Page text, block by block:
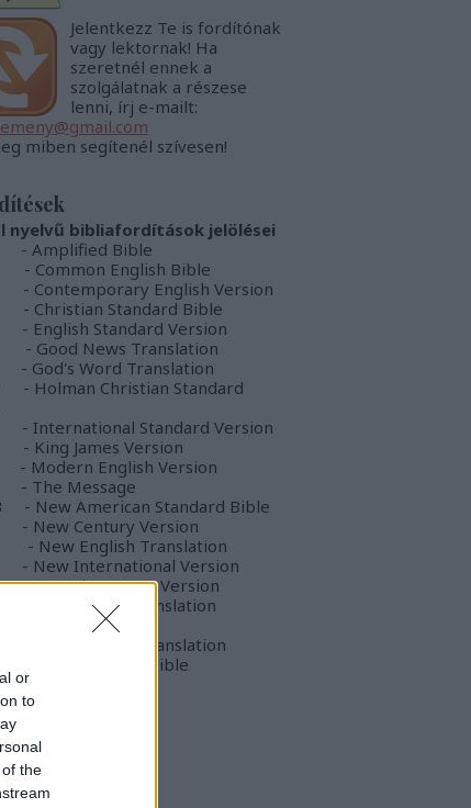
or
to
the
Jelentkezz Te is fordítónak
vagy lektornak! Ha
szeretnél ennek a
szolgálatnak a részese
lenni, írj e-mailt:
miben segítenél szívesen!
nyelvű bibliafordítások jelölései
- Amplified Bible
Common English Bible
Contemporary English Version
Christian Standard Bible
English Standard Version
- Good News Translation
God's Word Translation
- Holman Christian Standard
International Standard Version
King James Version
- Modern English Version
- The Message
- New American Standard Bible
- New Century Version
- New English Translation
New International Version
- New King James Version
- New Living Translation
- Living Bible
- The Passion Translation
- World English Bible
blog